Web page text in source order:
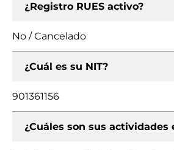
¿Registro RUES activo?
No / Cancelado
¿Cuál es su NIT?
901361156
¿Cuáles son sus actividades